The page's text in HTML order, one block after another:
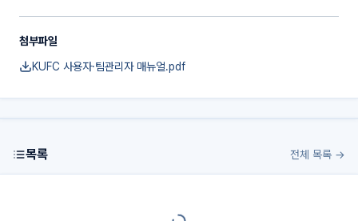
첨부파일
KUFC 사용자·팀관리자 매뉴얼.pdf
목록 전체 목록 →